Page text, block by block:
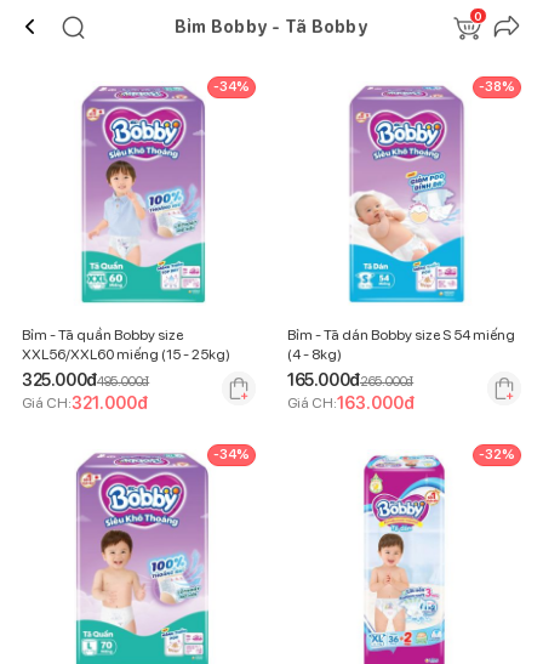
Bỉm Bobby - Tã Bobby
0
-34%
Bỉm - Tã quần Bobby size
XXL56/XXL60 miếng (15 - 25kg)
325.000đ495.000đ
Giá CH:321.000đ
-38%
Bỉm - Tã dán Bobby size S 54 miếng
(4 - 8kg)
165.000đ265.000đ
Giá CH:163.000đ
-34% -32%